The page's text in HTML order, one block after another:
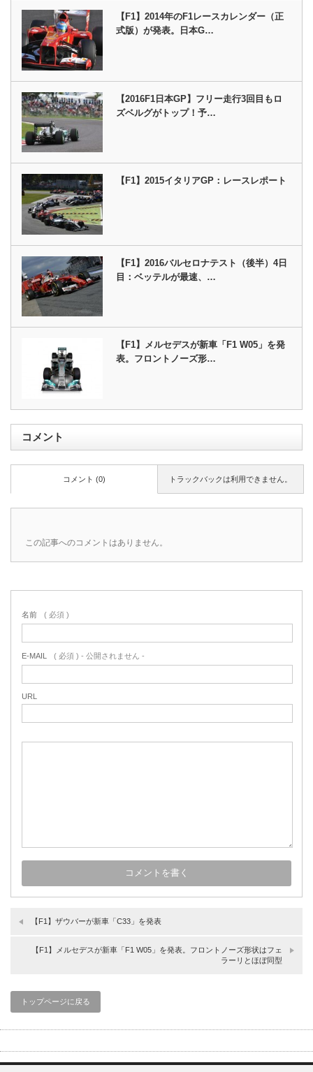
【F1】2014年のF1レースカレンダー（正
式版）が発表。日本G…
【2016F1日本GP】フリー走行3回目もロ
ズベルグがトップ！予…
【F1】2015イタリアGP：レースレポート
【F1】2016バルセロナテスト（後半）4日
目：ベッテルが最速、…
【F1】メルセデスが新車「F1 W05」を発
表。フロントノーズ形…
コメント
トラックバックは利用できません。
コメント (0)
この記事へのコメントはありません。
名前 ( 必須 )
E-MAIL ( 必須 ) - 公開されません -
URL
【F1】ザウバーが新車「C33」を発表
【F1】メルセデスが新車「F1 W05」を発表。フロントノーズ形状はフェ
ラーリとほぼ同型
トップページに戻る